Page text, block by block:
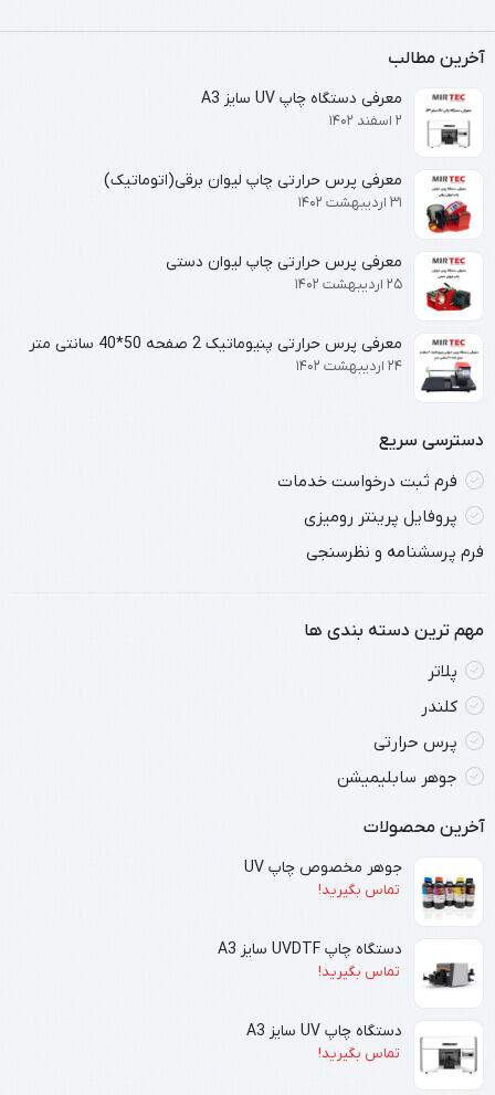
آخرین مطالب
معرفی دستگاه چاپ UV سایز A3
۲ اسفند ۱۴۰۲
معرفی پرس حرارتی چاپ لیوان برقی(اتوماتیک)
۳۱ اردیبهشت ۱۴۰۲
معرفی پرس حرارتی چاپ لیوان دستی
۲۵ اردیبهشت ۱۴۰۲
معرفی پرس حرارتی پنیوماتیک 2 صفحه 50*40 سانتی متر
۲۴ اردیبهشت ۱۴۰۲
دسترسی سریع
فرم ثبت درخواست خدمات
پروفایل پرینتر رومیزی
فرم پرسشنامه و نظرسنجی
مهم ترین دسته بندی ها
پلاتر
کلندر
پرس حرارتی
جوهر سابلیمیشن
آخرین محصولات
جوهر مخصوص چاپ UV
تماس بگیرید!
دستگاه چاپ UVDTF سایز A3
تماس بگیرید!
دستگاه چاپ UV سایز A3
تماس بگیرید!